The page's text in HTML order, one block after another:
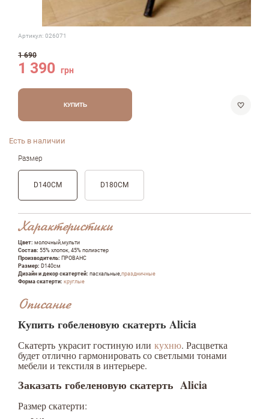
Артикул: 026071
1 690
1 390 грн
КУПИТЬ
Есть в наличии
Размер
D140СМ D180СМ
Характеристики
Цвет: молочный,мульти
Состав: 55% хлопок, 45% полиэстер
Производитель: ПРОВАНС
Размер: D140см
Дизайн и декор скатертей: пасхальные,праздничные
Форма скатерти: круглые
Описание
Купить гобеленовую скатерть Alicia
Скатерть украсит гостиную или кухню. Расцветка
будет отлично гармонировать со светлыми тонами
мебели и текстиля в интерьере.
Заказать гобеленовую скатерть Alicia
Размер скатерти:
Оставить отзыв
ФИО